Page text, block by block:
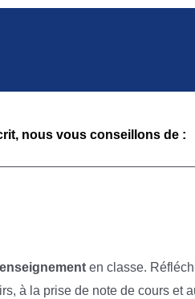
nous vous conseillons de :
en classe.
à la prise de note de cours et